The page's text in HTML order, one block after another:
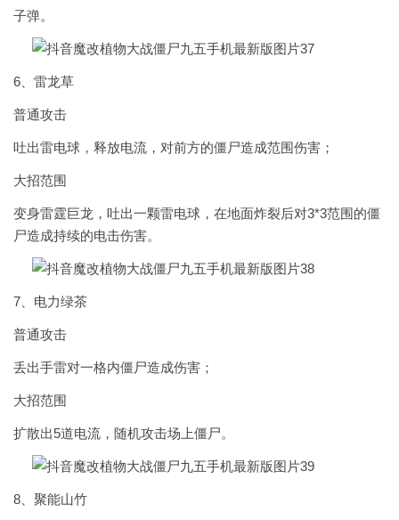
子弹。
6、雷龙草
普通攻击
吐出雷电球，释放电流，对前方的僵尸造成范围伤害；
大招范围
变身雷霆巨龙，吐出一颗雷电球，在地面炸裂后对3*3范围的僵
尸造成持续的电击伤害。
7、电力绿茶
普通攻击
丢出手雷对一格内僵尸造成伤害；
大招范围
扩散出5道电流，随机攻击场上僵尸。
8、聚能山竹